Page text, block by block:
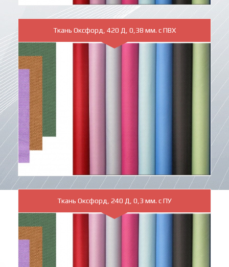
Ткань Оксфорд, 420 Д, 0,38 мм. с ПВХ
Ткань Оксфорд, 240 Д, 0,3 мм. с ПУ